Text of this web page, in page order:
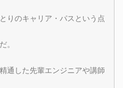
りのキャリア・パスという点
。
通した先輩エンジニアや講師